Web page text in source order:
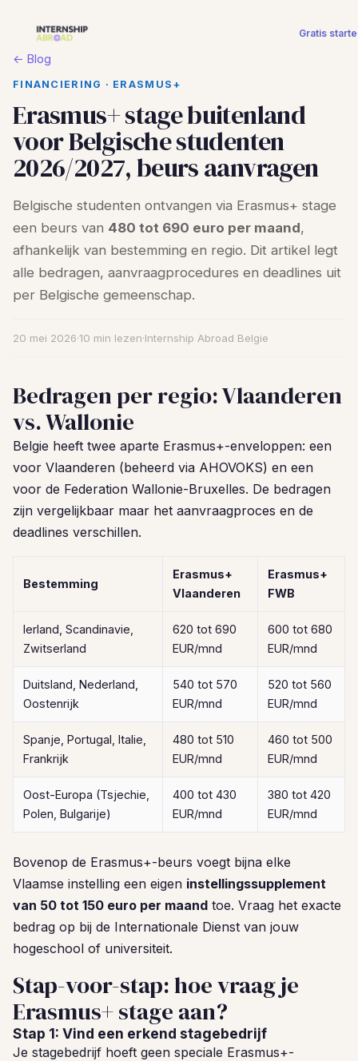
Gratis
← Blog
FINANCIERING · ERASMUS+
Erasmus+ stage buitenland
voor Belgische studenten
2026/2027, beurs aanvragen
Belgische studenten ontvangen via Erasmus+ stage
een beurs van 480 tot 690 euro per maand,
afhankelijk van bestemming en regio. Dit artikel legt
alle bedragen, aanvraagprocedures en deadlines uit
per Belgische gemeenschap.
20 mei 2026·10 min lezen·Internship Abroad Belgie
Bedragen per regio: Vlaanderen
vs. Wallonie
Belgie heeft twee aparte Erasmus+-enveloppen: een
voor Vlaanderen (beheerd via AHOVOKS) en een
voor de Federation Wallonie-Bruxelles. De bedragen
zijn vergelijkbaar maar het aanvraagproces en de
deadlines verschillen.
Bestemming
Erasmus+
Vlaanderen
Erasmus+
FWB
Ierland, Scandinavie,
Zwitserland
620 tot 690
EUR/mnd
600 tot 680
EUR/mnd
Duitsland, Nederland,
Oostenrijk
540 tot 570
EUR/mnd
520 tot 560
EUR/mnd
Spanje, Portugal, Italie,
Frankrijk
480 tot 510
EUR/mnd
460 tot 500
EUR/mnd
Oost-Europa (Tsjechie,
Polen, Bulgarije)
400 tot 430
EUR/mnd
380 tot 420
EUR/mnd
Bovenop de Erasmus+-beurs voegt bijna elke
Vlaamse instelling een eigen instellingssupplement
van 50 tot 150 euro per maand toe. Vraag het exacte
bedrag op bij de Internationale Dienst van jouw
hogeschool of universiteit.
Stap-voor-stap: hoe vraag je
Erasmus+ stage aan?
Stap 1: Vind een erkend stagebedrijf
Je stagebedrijf hoeft geen speciale Erasmus+-